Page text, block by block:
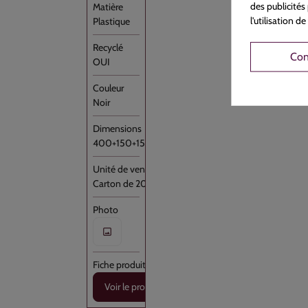
Plastique
OUI
Noir
400+150+150x1070
Carton de 200
Voir le produit
des publicités
l'utilisation de